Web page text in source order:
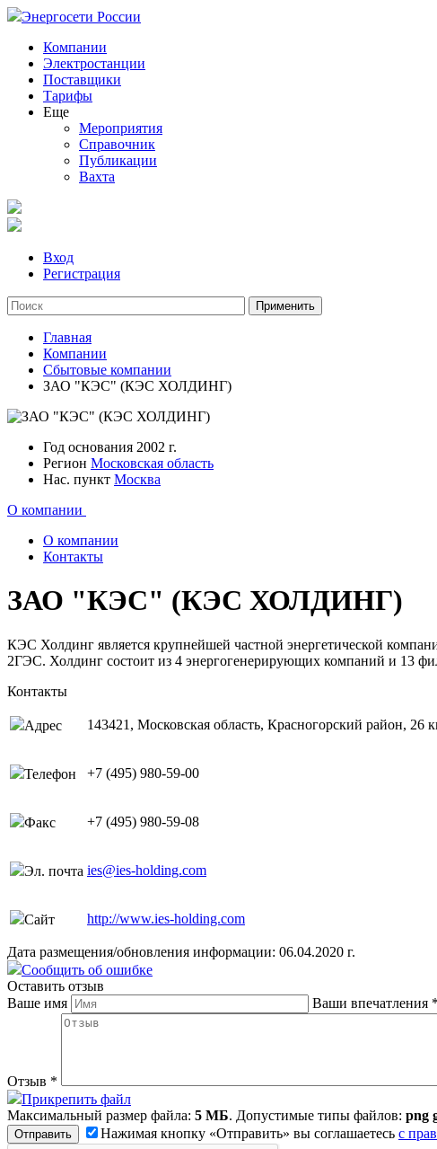
Энергосети России
Компании
Электростанции
Поставщики
Тарифы
Еще
Мероприятия
Справочник
Публикации
Вахта
Вход
Регистрация
Главная
Компании
Сбытовые компании
ЗАО "КЭС" (КЭС ХОЛДИНГ)
Год основания 2002 г.
Регион Московская область
Нас. пункт Москва
О компании
О компании
Контакты
ЗАО "КЭС" (КЭС ХОЛДИНГ)
КЭС Холдинг является крупнейшей частной энергетической
2ГЭС. Холдинг состоит из 4 энергогенерирующих компаний и 13
Контакты
Адрес 143421, Московская область, Красногорский район,
Телефон +7 (495) 980-59-00
Факс +7 (495) 980-59-08
Эл. почта ies@ies-holding.com
Сайт http://www.ies-holding.com
Дата размещения/обновления информации: 06.04.2020 г.
Сообщить об ошибке
Оставить отзыв
Ваше имя
Ваши впечатления *
Отзыв *
Прикрепить файл
Максимальный размер файла: 5 МБ. Допустимые типы файлов: png
Нажимая кнопку «Отправить» вы соглашаетесь с